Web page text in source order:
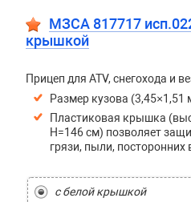
МЗСА 817717
крышкой
Прицеп для ATV, снегохода и
Размер кузова (3,45×1,51
Пластиковая крышка
H=146 см) позволяет
грязи, пыли, посторонних
с белой крышкой